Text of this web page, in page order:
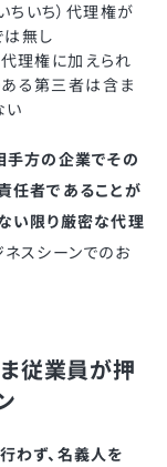
いち）代理権が
無し
理権に加えられ
る第三者は含ま
い
手方の企業でその
任者であることが
い限り厳密な代理
ネスシーンでのお
従業員が押
わず、名義人を